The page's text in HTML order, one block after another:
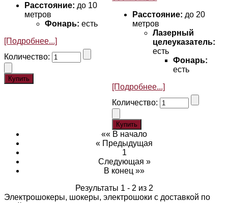
Расстояние: до 10
метров
Фонарь: есть
[Подробнее...]
Количество:
Расстояние: до 20
метров
Лазерный
целеуказатель:
есть
Фонарь:
есть
[Подробнее...]
Количество:
«« В начало
« Предыдущая
1
Следующая »
В конец »»
Результаты 1 - 2 из 2
Электрошокеры, шокеры, электрошоки с доставкой по